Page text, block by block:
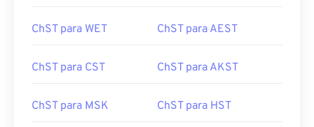
ChST para WET ChST para AEST
ChST para CST ChST para AKST
ChST para MSK ChST para HST